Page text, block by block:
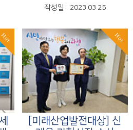
작성일 : 2023.03.25
Hot Hot
[미래산업발전대상] 신